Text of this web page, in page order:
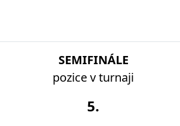
SEMIFINÁLE
pozice v turnaji
5.